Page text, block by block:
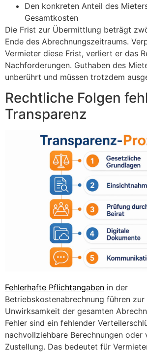
Den konkreten Anteil des
Gesamtkosten
Die Frist zur Übermittlung beträgt
Ende des Abrechnungszeitraums.
Vermieter diese Frist, verliert er das
Nachforderungen. Guthaben des
unberührt und müssen trotzdem
Rechtliche Folgen
Transparenz
Fehlerhafte Pflichtangaben in der
Betriebskostenabrechnung führen
Unwirksamkeit der gesamten
Fehler sind ein fehlender
nachvollziehbare Berechnungen oder
Zustellung. Das bedeutet für